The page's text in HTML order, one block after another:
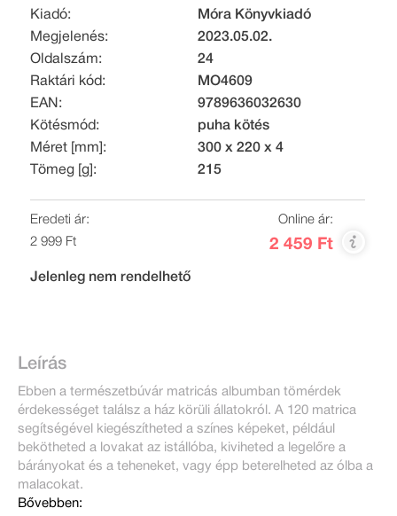
Kiadó:
Móra Könyvkiadó
Megjelenés:
2023.05.02.
Oldalszám:
24
Raktári kód:
MO4609
EAN:
9789636032630
Kötésmód:
puha kötés
Méret [mm]:
300 x 220 x 4
Tömeg [g]:
215
Eredeti ár:
2 999 Ft
Online ár:
2 459 Ft
Jelenleg nem rendelhető
Leírás
Ebben a természetbúvár matricás albumban tömérdek
érdekességet találsz a ház körüli állatokról. A 120 matrica
segítségével kiegészítheted a színes képeket, például
bekötheted a lovakat az istállóba, kiviheted a legelőre a
bárányokat és a teheneket, vagy épp beterelheted az ólba a
malacokat.
Bővebben: